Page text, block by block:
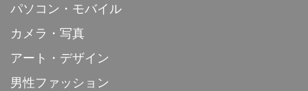
パソコン・モバイル
カメラ・写真
アート・デザイン
男性ファッション